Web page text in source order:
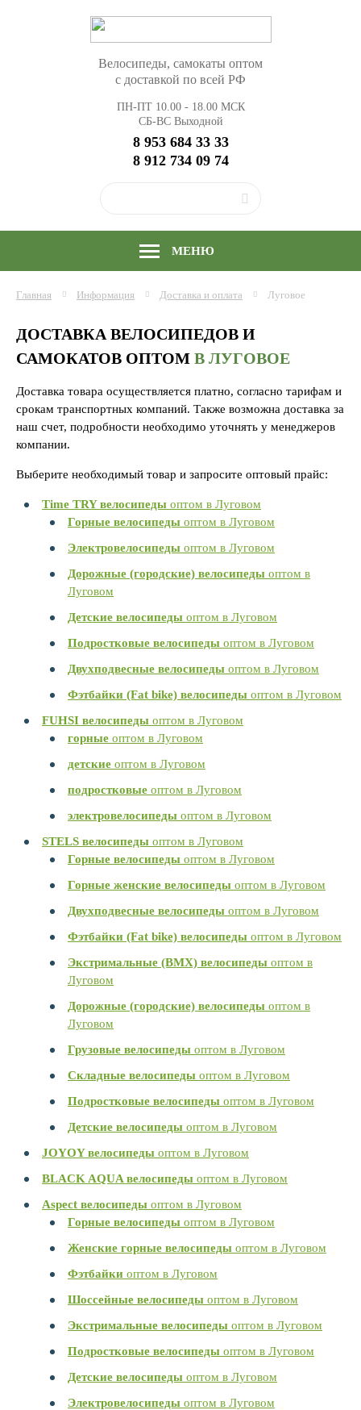
Велосипеды, самокаты оптом
с доставкой по всей РФ
ПН-ПТ 10.00 - 18.00 МСК
СБ-ВС Выходной
8 953 684 33 33
8 912 734 09 74
МЕНЮ
Главная Информация Доставка и оплата Луговое
ДОСТАВКА ВЕЛОСИПЕДОВ И
САМОКАТОВ ОПТОМ В ЛУГОВОЕ
Доставка товара осуществляется платно, согласно тарифам и
срокам транспортных компаний. Также возможна доставка за
наш счет, подробности необходимо уточнять у менеджеров
компании.
Выберите необходимый товар и запросите оптовый прайс:
Time TRY велосипеды оптом в Луговом
Горные велосипеды оптом в Луговом
Электровелосипеды оптом в Луговом
Дорожные (городские) велосипеды оптом в
Луговом
Детские велосипеды оптом в Луговом
Подростковые велосипеды оптом в Луговом
Двухподвесные велосипеды оптом в Луговом
Фэтбайки (Fat bike) велосипеды оптом в Луговом
FUHSI велосипеды оптом в Луговом
горные оптом в Луговом
детские оптом в Луговом
подростковые оптом в Луговом
электровелосипеды оптом в Луговом
STELS велосипеды оптом в Луговом
Горные велосипеды оптом в Луговом
Горные женские велосипеды оптом в Луговом
Двухподвесные велосипеды оптом в Луговом
Фэтбайки (Fat bike) велосипеды оптом в Луговом
Экстримальные (BMX) велосипеды оптом в
Луговом
Дорожные (городские) велосипеды оптом в
Луговом
Грузовые велосипеды оптом в Луговом
Складные велосипеды оптом в Луговом
Подростковые велосипеды оптом в Луговом
Детские велосипеды оптом в Луговом
JOYOY велосипеды оптом в Луговом
BLACK AQUA велосипеды оптом в Луговом
Aspect велосипеды оптом в Луговом
Горные велосипеды оптом в Луговом
Женские горные велосипеды оптом в Луговом
Фэтбайки оптом в Луговом
Шоссейные велосипеды оптом в Луговом
Экстримальные велосипеды оптом в Луговом
Подростковые велосипеды оптом в Луговом
Детские велосипеды оптом в Луговом
Электровелосипеды оптом в Луговом